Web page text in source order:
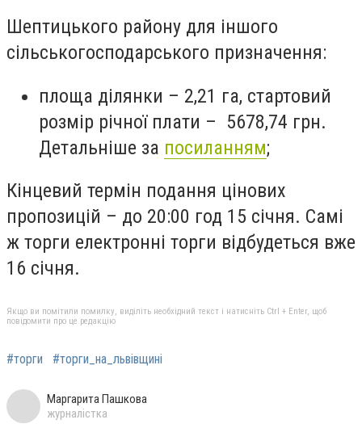
Шептицького району для іншого
сільськогосподарського призначення:
площа ділянки – 2,21 га, стартовий
розмір річної плати – 5678,74 грн.
Детальніше за посиланням;
Кінцевий термін подання цінових
пропозицій – до 20:00 год 15 січня. Самі
ж торги електронні торги відбудеться вже
16 січня.
Якщо ви помітили помилку, виділіть необхідний текст і натисніть Ctrl + Enter, щоб
повідомити про це редакцію
#торги #торги_на_львівщині
Маргарита Пашкова
журналістка